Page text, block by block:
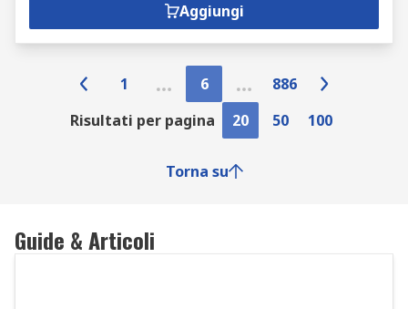
Aggiungi
1 6
886
Risultati per pagina
20 50 100
Torna su
Guide & Articoli